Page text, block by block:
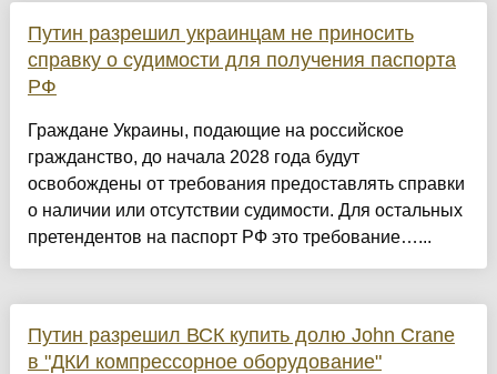
Путин разрешил украинцам не приносить
справку о судимости для получения паспорта
РФ
Граждане Украины, подающие на российское
гражданство, до начала 2028 года будут
освобождены от требования предоставлять справки
о наличии или отсутствии судимости. Для остальных
претендентов на паспорт РФ это требование…...
Путин разрешил ВСК купить долю John Crane
в "ДКИ компрессорное оборудование"